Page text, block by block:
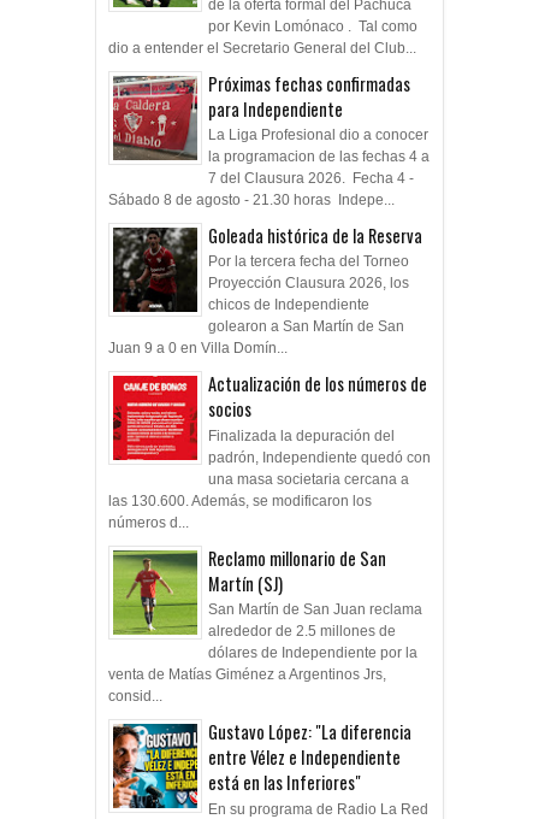
de la oferta formal del Pachuca
por Kevin Lomónaco . Tal como
dio a entender el Secretario General del Club...
Próximas fechas confirmadas
para Independiente
La Liga Profesional dio a conocer
la programacion de las fechas 4 a
7 del Clausura 2026. Fecha 4 -
Sábado 8 de agosto - 21.30 horas Indepe...
Goleada histórica de la Reserva
Por la tercera fecha del Torneo
Proyección Clausura 2026, los
chicos de Independiente
golearon a San Martín de San
Juan 9 a 0 en Villa Domín...
Actualización de los números de
socios
Finalizada la depuración del
padrón, Independiente quedó con
una masa societaria cercana a
las 130.600. Además, se modificaron los
números d...
Reclamo millonario de San
Martín (SJ)
San Martín de San Juan reclama
alrededor de 2.5 millones de
dólares de Independiente por la
venta de Matías Giménez a Argentinos Jrs,
consid...
Gustavo López: "La diferencia
entre Vélez e Independiente
está en las Inferiores"
En su programa de Radio La Red